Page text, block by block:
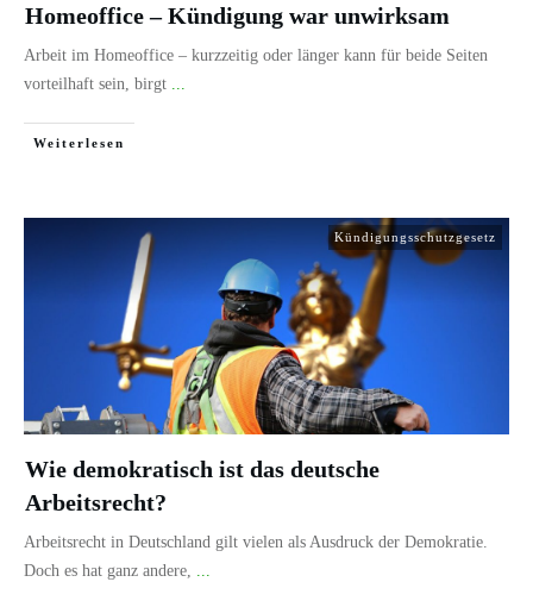
Homeoffice – Kündigung war unwirksam
Arbeit im Homeoffice – kurzzeitig oder länger kann für beide Seiten
vorteilhaft sein, birgt
Weiterlesen
Kündigungsschutzgesetz
Wie demokratisch ist das deutsche
Arbeitsrecht?
Arbeitsrecht in Deutschland gilt vielen als Ausdruck der Demokratie.
Doch es hat ganz andere,